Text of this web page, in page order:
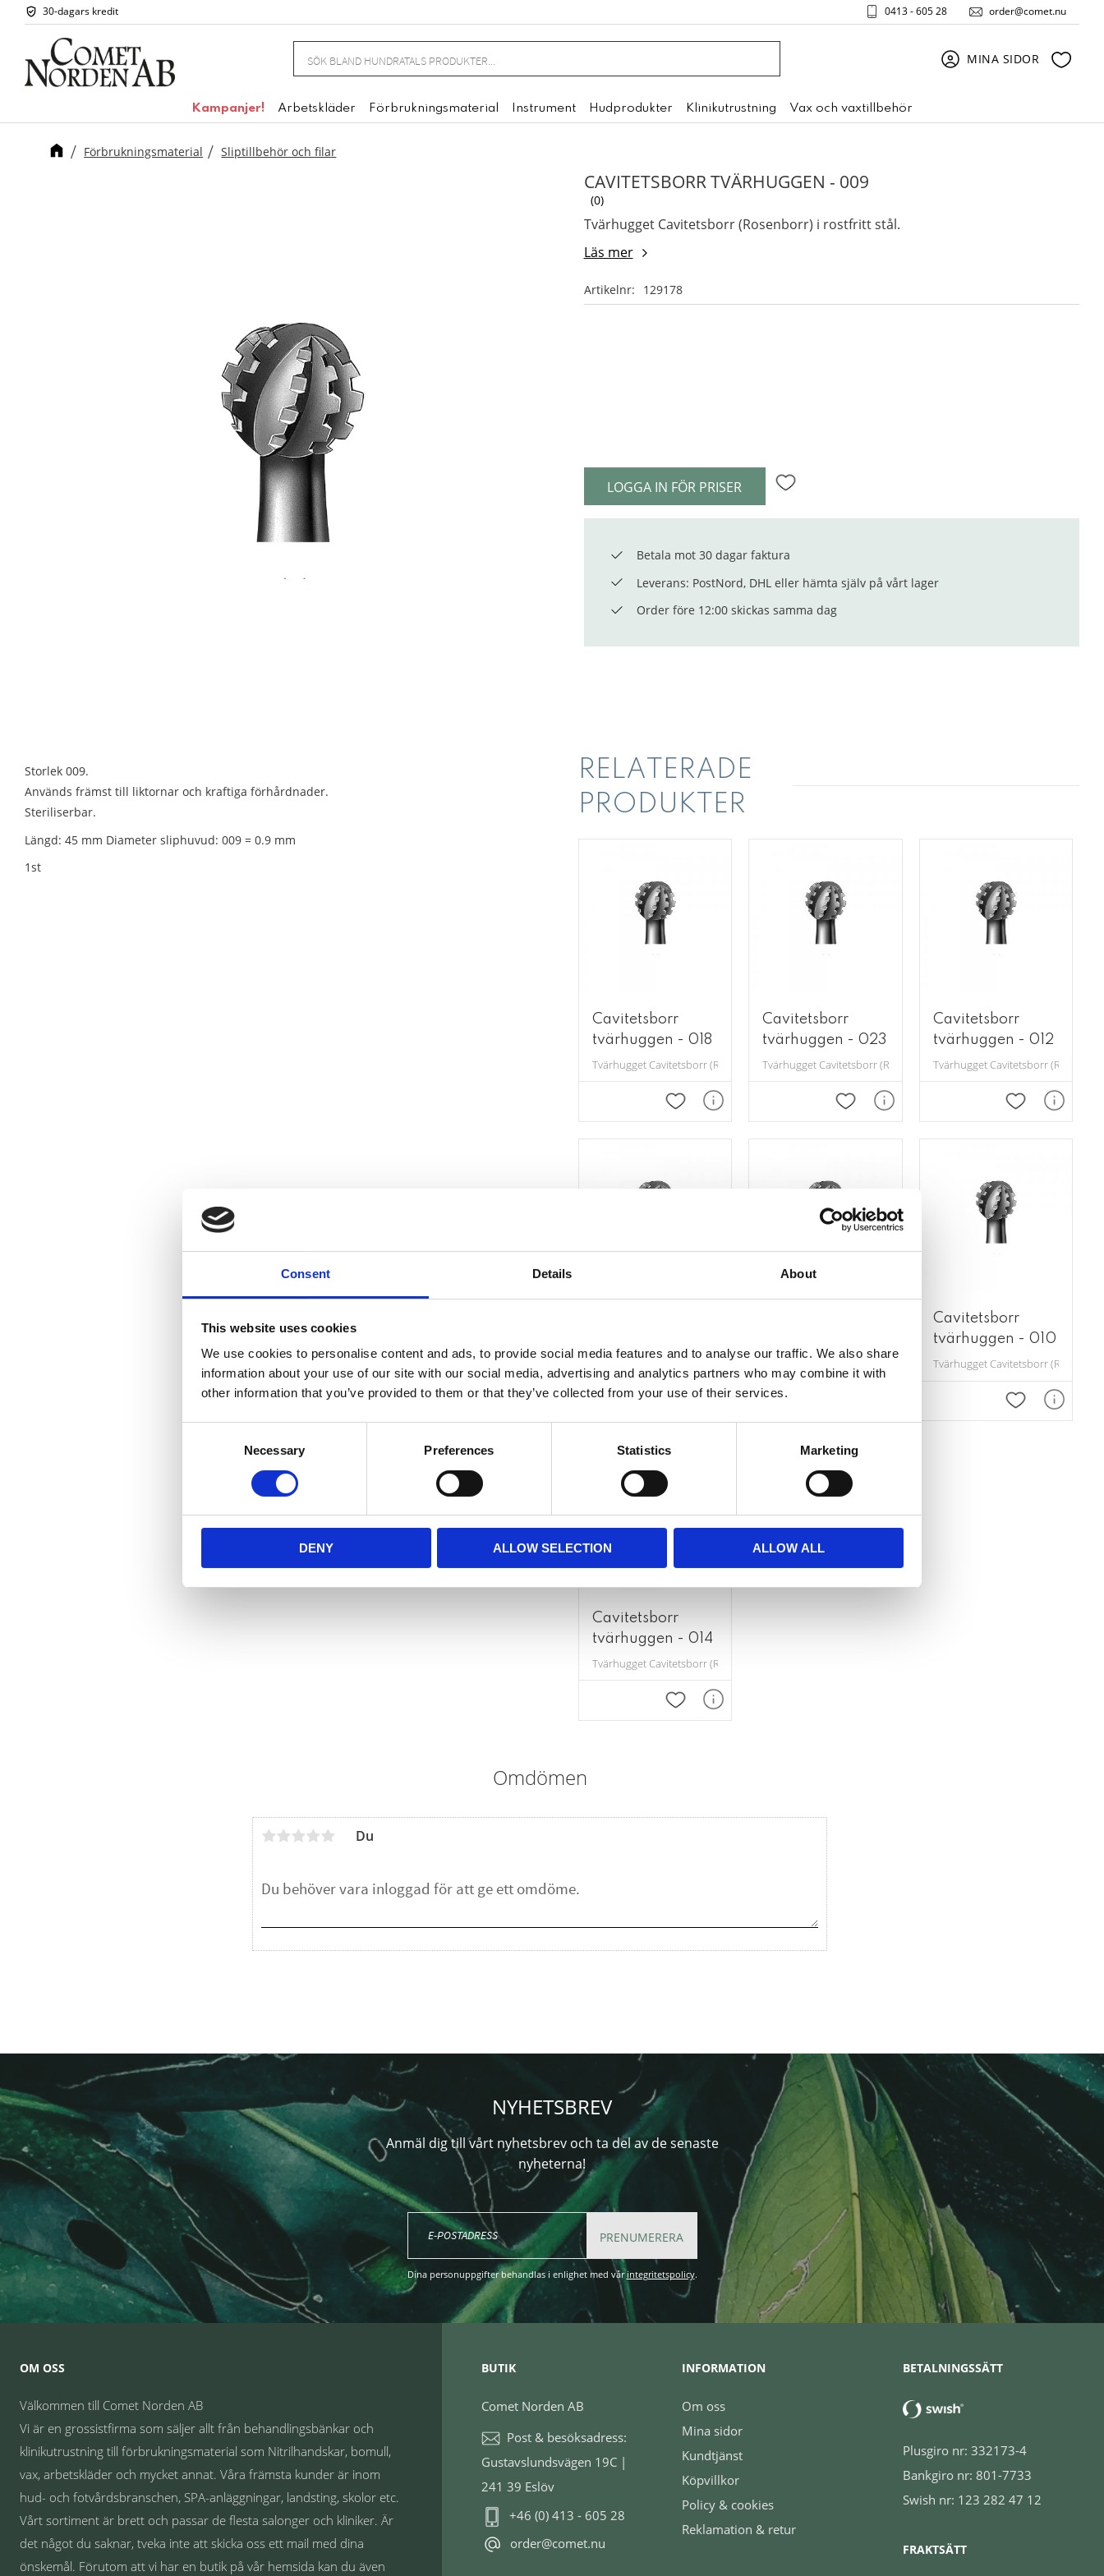
Consent Details About
This website uses cookies
We use cookies to personalise content and ads, to provide social media features and to analyse our traffic. We also share
information about your use of our site with our social media, advertising and analytics partners who may combine it with
other information that you’ve provided to them or that they’ve collected from your use of their services.
Necessary Preferences Statistics Marketing
DENY ALLOW SELECTION ALLOW ALL
30-dagars kredit 0413 - 605 28 order@comet.nu
MINA SIDOR
Kampanjer! Arbetskläder Förbrukningsmaterial Instrument Hudprodukter Klinikutrustning Vax och vaxtillbehör
Förbrukningsmaterial Sliptillbehör och filar
CAVITETSBORR TVÄRHUGGEN - 009
0
Tvärhugget Cavitetsborr (Rosenborr) i rostfritt stål.
Läs mer
LOGGA IN FÖR PRISER Lägg till i favoriter
Artikelnr 129178
Betala mot 30 dagar faktura
Leverans: PostNord, DHL eller hämta själv på vårt lager
Order före 12:00 skickas samma dag
Storlek 009.
Används främst till liktornar och kraftiga förhårdnader.
Steriliserbar.
Längd: 45 mm Diameter sliphuvud: 009 = 0.9 mm
1st
Omdömen
Du
RELATERADE
PRODUKTER
Cavitetsborr
tvärhuggen - 018
Tvärhugget Cavitetsborr (Rosenborr) i rostfritt stål.
Lägg till i favoriter
Cavitetsborr
tvärhuggen - 023
Tvärhugget Cavitetsborr (Rosenborr) i rostfritt stål.
Lägg till i favoriter
Cavitetsborr
tvärhuggen - 012
Tvärhugget Cavitetsborr
Lägg till i
Tvärhugget Cavitetsborr (Rosenborr) i rostfritt stål.Tvärhugget Cavitetsborr (Rosenborr) i rostfritt stål.
Cavitetsborr
tvärhuggen - 010
Tvärhugget Cavitetsborr
Lägg till i
Cavitetsborr
tvärhuggen - 014
Tvärhugget Cavitetsborr (Rosenborr) i rostfritt stål.
Lägg till i favoriter
NYHETSBREV
Anmäl dig till vårt nyhetsbrev och ta del av de senaste
nyheterna!
PRENUMERERA
Dina personuppgifter behandlas i enlighet med vårintegritetspolicy.
OM OSS
Välkommen till Comet Norden AB
Vi är en grossistfirma som säljer allt från behandlingsbänkar och
klinikutrustning till förbrukningsmaterial som Nitrilhandskar, bomull,
vax, arbetskläder och mycket annat. Våra främsta kunder är inom
hud- och fotvårdsbranschen, SPA-anläggningar, landsting, skolor etc.
Vårt sortiment är brett och passar de flesta salonger och kliniker. Är
det något du saknar, tveka inte att skicka oss ett mail med dina
önskemål. Förutom att vi har en butik på vår hemsida kan du även
BUTIK
Comet Norden AB
Post & besöksadress:
Gustavslundsvägen 19C |
241 39 Eslöv
+46 (0) 413 - 605 28
order@comet.nu
INFORMATION
Om oss
Mina sidor
Kundtjänst
Köpvillkor
Policy & cookies
Reklamation & retur
BETALNINGSSÄTT
Plusgiro nr: 332173-4
Bankgiro nr: 801-7733
Swish nr: 123 282 47 12
FRAKTSÄTT